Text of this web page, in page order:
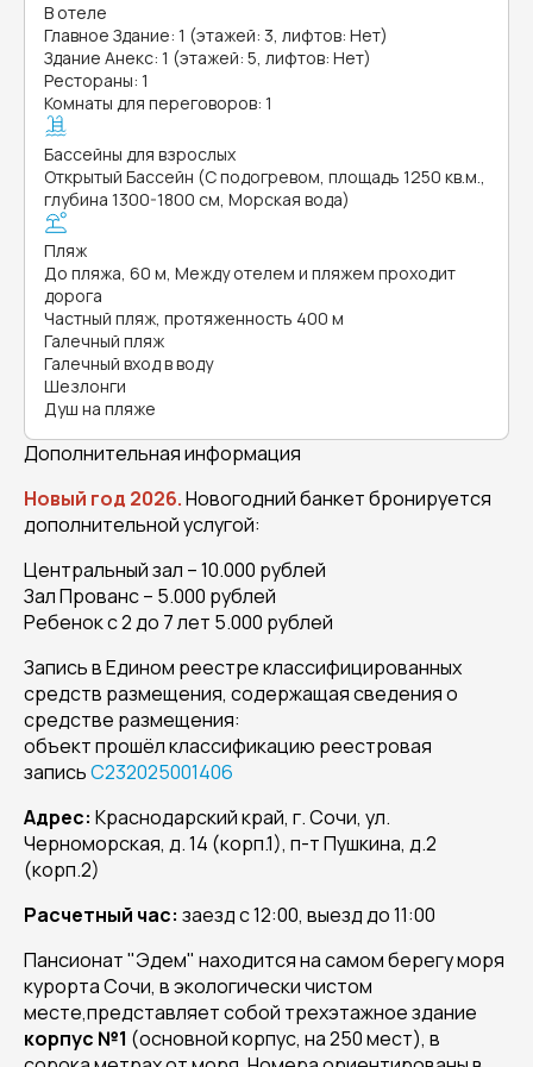
В отеле
Главное Здание: 1 (этажей: 3, лифтов: Нет)
Здание Анекс: 1 (этажей: 5, лифтов: Нет)
Рестораны: 1
Комнаты для переговоров: 1
Бассейны для взрослых
Открытый Бассейн (С подогревом, площадь 1250 кв.м.,
глубина 1300-1800 см, Морская вода)
Пляж
До пляжа, 60 м, Между отелем и пляжем проходит
дорога
Частный пляж, протяженность 400 м
Галечный пляж
Галечный вход в воду
Шезлонги
Душ на пляже
Дополнительная информация
Новый год 2026.Новогодний банкет бронируется
дополнительной услугой:
Центральный зал – 10.000 рублей
Зал Прованс – 5.000 рублей
Ребенок с 2 до 7 лет 5.000 рублей
Запись в Едином реестре классифицированных
средств размещения, содержащая сведения о
средстве размещения:
объект прошёл классификацию реестровая
записьС232025001406
Адрес: Краснодарский край, г. Сочи, ул.
Черноморская, д. 14 (корп.1), п-т Пушкина, д.2
(корп.2)
Расчетный час: заезд с 12:00, выезд до 11:00
Пансионат "Эдем" находится на самом берегу моря
курорта Сочи, в экологически чистом
месте,представляет собой трехэтажное здание
корпус №1 (основной корпус, на 250 мест), в